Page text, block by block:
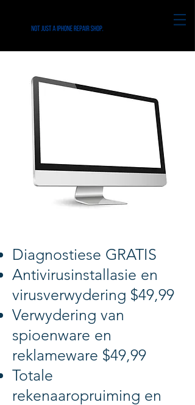
Diagnostiese GRATIS
Antivirusinstallasie en
virusverwydering $49,99
Verwydering van
spioenware en
reklameware $49,99
Totale
rekenaaropruiming en